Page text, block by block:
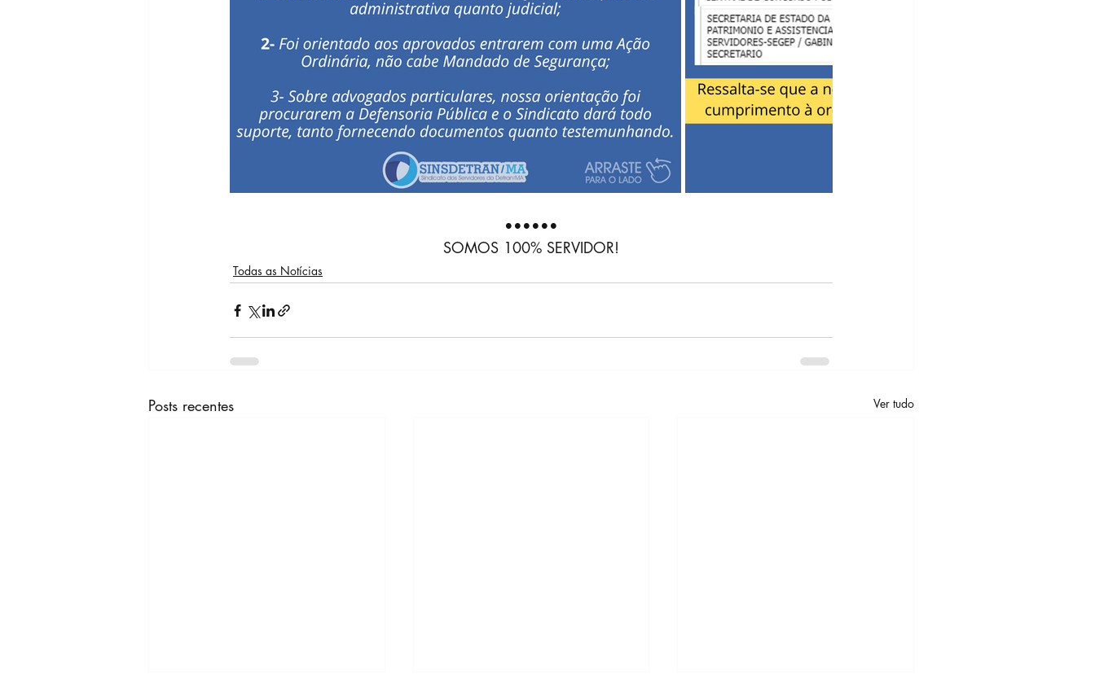
••••••
SOMOS 100% SERVIDOR!
Todas as Notícias
Posts recentes Ver tudo